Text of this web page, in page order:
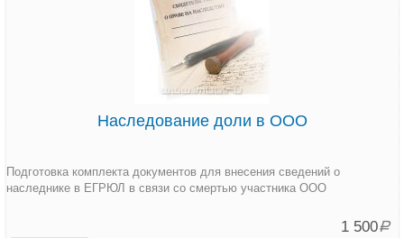
Наследование доли в ООО
Подготовка комплекта документов для внесения сведений о
наследнике в ЕГРЮЛ в связи со смертью участника ООО
1 500Р